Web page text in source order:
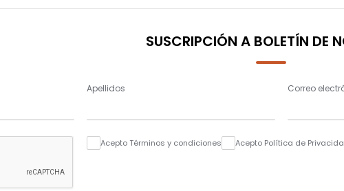
SUSCRIPCIÓN A BOLETÍN DE
Apellidos Correo
Acepto Términos y condiciones Acepto Política de